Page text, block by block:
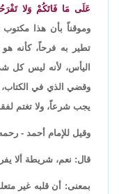
عَلَى مَا فَاتَكُمْ وَلا
وموقناً بأن هذا
تطير به فرحاً، كأنه
اليأس، لأنه ليس كل
وقضي الذي في
يجب شرعاً، ولا تغتم
وقيل للإمام أحمد -
قال: نعم، شريطة ألا
بمعنى: أن قلبه غير